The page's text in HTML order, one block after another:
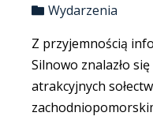
Wydarzenia
Z przyjemnością
Silnowo znalazło
atrakcyjnych